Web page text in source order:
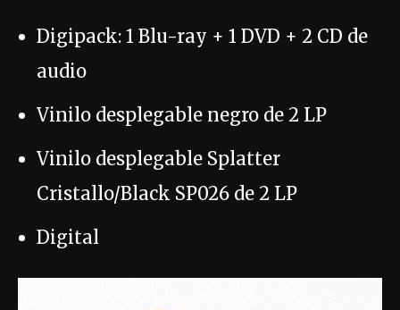
Digipack: 1 Blu-ray + 1 DVD + 2 CD de
audio
Vinilo desplegable negro de 2 LP
Vinilo desplegable Splatter
Cristallo/Black SP026 de 2 LP
Digital